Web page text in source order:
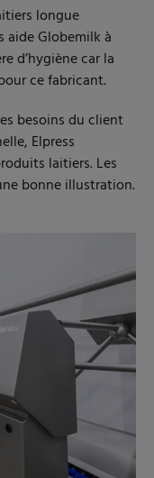
longue
aide Globemilk à
d’hygiène car la
ce fabricant.
besoins du client
Elpress
laitiers. Les
bonne illustration.